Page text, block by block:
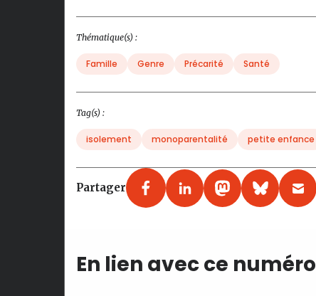
Thématique(s) :
Famille Genre Précarité Santé
Tag(s) :
isolement monoparentalité petite enfance
Partager
En lien avec ce numéro